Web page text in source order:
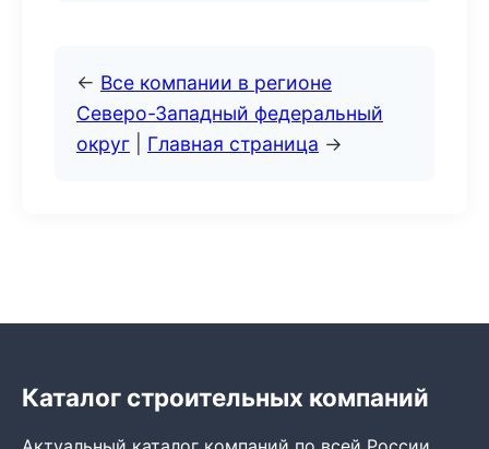
← Все компании в регионе
Северо-Западный федеральный
округ
Главная страница →
Каталог строительных компаний